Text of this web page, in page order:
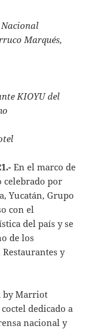
Nacional
Marqués,
KIOYU del
En el marco de
celebrado por
Yucatán, Grupo
con el
del país y se
de los
y
by Marriot
dedicado a
nacional y